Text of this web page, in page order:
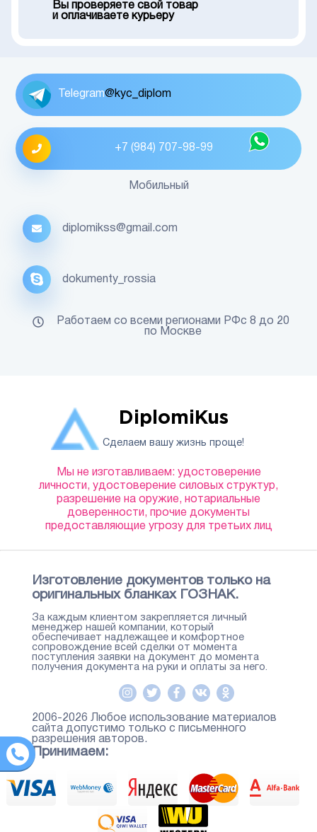
Вы проверяете свой товар
и оплачиваете курьеру
DiplomiKus
Сделаем вашу жизнь проще!
Мы не изготавливаем: удостоверение
личности, удостоверение силовых структур,
разрешение на оружие, нотариальные
доверенности, прочие документы
предоставляющие угрозу для третьих лиц
Изготовление документов только на
оригинальных бланках ГОЗНАК.
За каждым клиентом закрепляется личный
менеджер нашей компании, который
обеспечивает надлежащее и комфортное
сопровождение всей сделки от момента
поступления заявки на документ до момента
получения документа на руки и оплаты за него.
2006-2026 Любое использование материалов
сайта допустимо только с письменного
разрешения авторов.
Принимаем:
Telegram@kyc_diplom
+7 (984) 707-98-99
Мобильный
diplomikss@gmail.com
dokumenty_rossia
Работаем со всеми регионами РФс 8 до 20
по Москве